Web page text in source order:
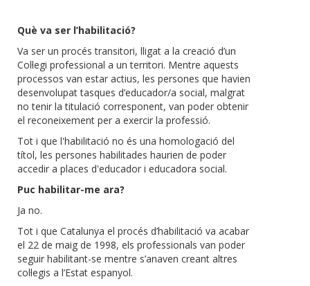
Què va ser l’habilitació?
Va ser un procés transitori, lligat a la creació d’un
Col·legi professional a un territori. Mentre aquests
processos van estar actius, les persones que havien
desenvolupat tasques d’educador/a social, malgrat
no tenir la titulació corresponent, van poder obtenir
el reconeixement per a exercir la professió.
Tot i que l'habilitació no és una homologació del
títol, les persones habilitades haurien de poder
accedir a places d'educador i educadora social.
Puc habilitar-me ara?
Ja no.
Tot i que Catalunya el procés d’habilitació va acabar
el 22 de maig de 1998, els professionals van poder
seguir habilitant-se mentre s’anaven creant altres
col·legis a l’Estat espanyol.